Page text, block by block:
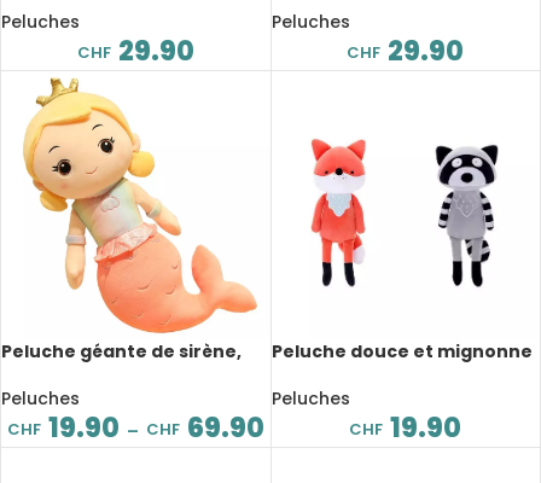
Peluches
CHF 29.90
épaule magnétique, 16 cm
Peluches
CHF 29.90
Peluche géante de sirène,
partenaire de sommeil, de
30 à 110 cm
Peluches
CHF 19.90 – CHF 69.90
Peluche douce et mignonne
Peluches
CHF 19.90